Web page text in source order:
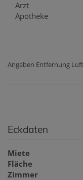
Arzt
Apotheke
Angaben Entfernung
Eckdaten
Miete
Fläche
Zimmer